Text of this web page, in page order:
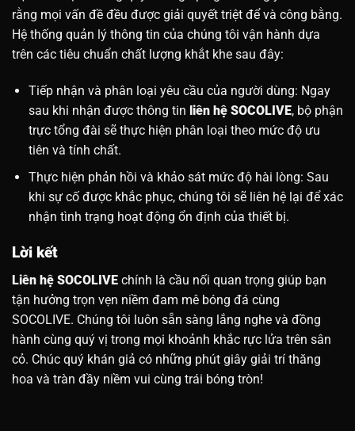
rằng mọi vấn đề đều được giải quyết triệt để và công bằng.
Hệ thống quản lý thông tin của chúng tôi vận hành dựa
trên các tiêu chuẩn chất lượng khắt khe sau đây:
Tiếp nhận và phân loại yêu cầu của người dùng: Ngay
sau khi nhận được thông tin liên hệ SOCOLIVE, bộ phận
trực tổng đài sẽ thực hiện phân loại theo mức độ ưu
tiên và tính chất.
Thực hiện phản hồi và khảo sát mức độ hài lòng: Sau
khi sự cố được khắc phục, chúng tôi sẽ liên hệ lại để xác
nhận tình trạng hoạt động ổn định của thiết bị.
Lời kết
Liên hệ SOCOLIVE chính là cầu nối quan trọng giúp bạn
tận hưởng trọn vẹn niềm đam mê bóng đá cùng
SOCOLIVE. Chúng tôi luôn sẵn sàng lắng nghe và đồng
hành cùng quý vị trong mọi khoảnh khắc rực lửa trên sân
cỏ. Chúc quý khán giả có những phút giây giải trí thăng
hoa và tràn đầy niềm vui cùng trái bóng tròn!